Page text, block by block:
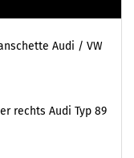
Audi / VW
rechts Audi Typ 89